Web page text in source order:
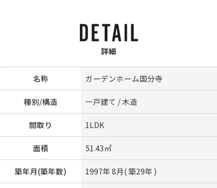
詳細
名称 ガーデンホーム国分寺
種別/構造 一戸建て / 木造
間取り 1LDK
面積 51.43㎡
築年月(築年数) 1997年 8月( 築29年 )